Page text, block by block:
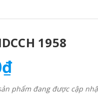
1958
phẩm đang được cập